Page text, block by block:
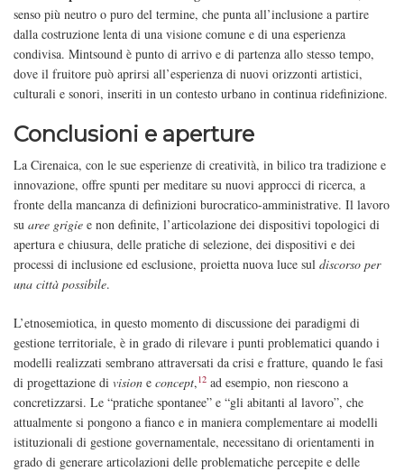
senso più neutro o puro del termine, che punta all’inclusione a partire
dalla costruzione lenta di una visione comune e di una esperienza
condivisa. Mintsound è punto di arrivo e di partenza allo stesso tempo,
dove il fruitore può aprirsi all’esperienza di nuovi orizzonti artistici,
culturali e sonori, inseriti in un contesto urbano in continua ridefinizione.
Conclusioni e aperture
La Cirenaica, con le sue esperienze di creatività, in bilico tra tradizione e
innovazione, offre spunti per meditare su nuovi approcci di ricerca, a
fronte della mancanza di definizioni burocratico-amministrative. Il lavoro
su aree grigie e non definite, l’articolazione dei dispositivi topologici di
apertura e chiusura, delle pratiche di selezione, dei dispositivi e dei
processi di inclusione ed esclusione, proietta nuova luce sul discorso per
una città possibile.
L’etnosemiotica, in questo momento di discussione dei paradigmi di
gestione territoriale, è in grado di rilevare i punti problematici quando i
modelli realizzati sembrano attraversati da crisi e fratture, quando le fasi
di progettazione di vision e concept,12 ad esempio, non riescono a
concretizzarsi. Le “pratiche spontanee” e “gli abitanti al lavoro”, che
attualmente si pongono a fianco e in maniera complementare ai modelli
istituzionali di gestione governamentale, necessitano di orientamenti in
grado di generare articolazioni delle problematiche percepite e delle